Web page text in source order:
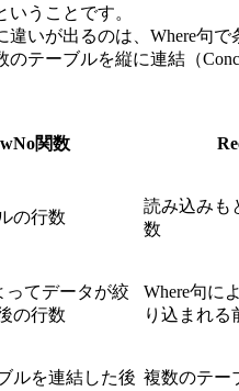
いうことです。
違いが出るのは、Where句で
のテーブルを縦に連結（
関数
の行数
読み込みも
数
ってデータが絞
の行数
Where句に
り込まれる
ルを連結した後 複数のテー